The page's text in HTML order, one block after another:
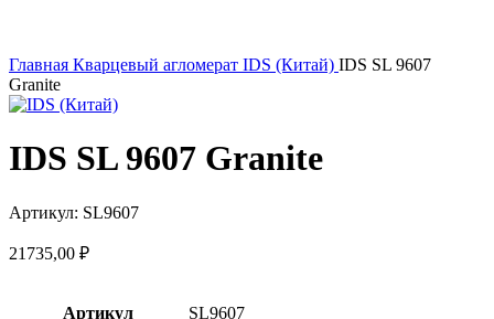
Главная Кварцевый агломерат IDS (Китай) IDS SL 9607
Granite
IDS SL 9607 Granite
Артикул: SL9607
21735,00 ₽
Артикул SL9607